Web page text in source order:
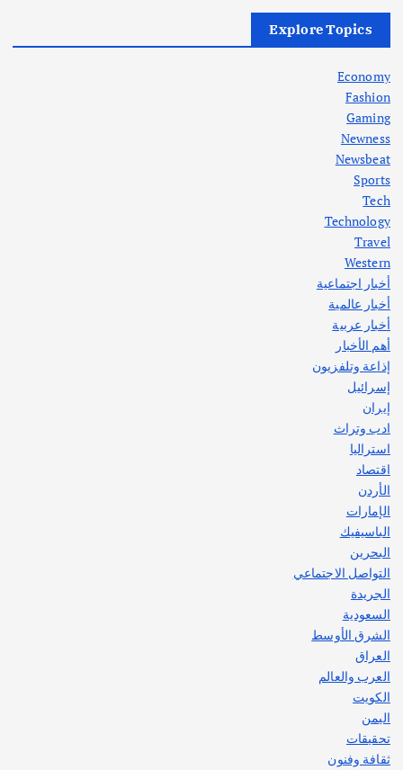
في جذور المشكلة وحلولها المستدامة
أهم الأخبار
اختتام ورشة السينوغرافيا في مدينة كلباء الاماراتية
أغسطس 3, 2026
Explore Topics
Economy
Fashion
Gaming
Newness
Newsbeat
Sports
Tech
Technology
Travel
Western
أخبار اجتماعية
أخبار عالمية
أخبار عربية
أهم الأخبار
إذاعة وتلفزيون
إسرائيل
إيران
ادب وتراث
استراليا
اقتصاد
الأردن
الإمارات
الباسيفيك
البحرين
التواصل الاجتماعي
الجريدة
السعودية
الشرق الأوسط
العراق
العرب والعالم
الكويت
اليمن
تحقيقات
ثقافة وفنون